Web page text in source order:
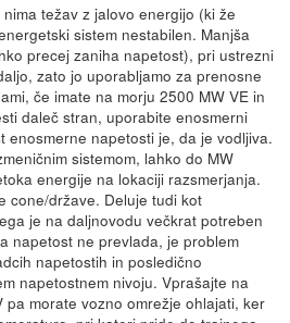
težav z jalovo energijo (ki že
sistem nestabilen. Manjša
precej zaniha napetost), pri ustrezni
zato jo uporabljamo za prenosne
če imate na morju 2500 MW VE in
daleč stran, uporabite enosmerni
enosmerne napetosti je, da je vodljiva.
sistemom, lahko do MW
energije na lokaciji razsmerjanja.
cone/države. Deluje tudi kot
je na daljnovodu večkrat potreben
napetost ne prevlada, je problem
napetostih in posledično
napetostnem nivoju. Vprašajte na
morate vozno omrežje ohlajati, ker